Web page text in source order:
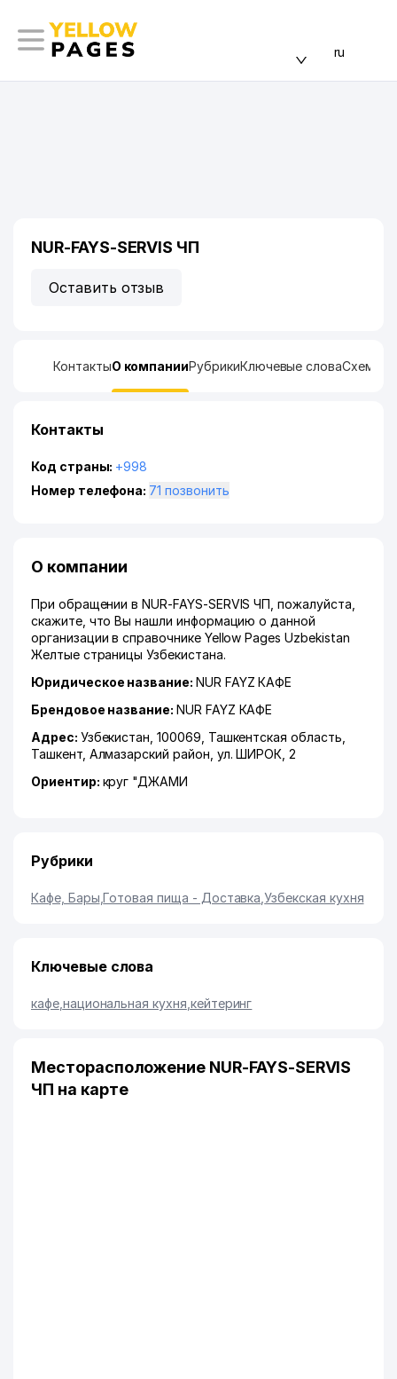
ru
NUR-FAYS-SERVIS ЧП
Оставить отзыв
КонтактыО компанииРубрикиКлючевые словаСхема
Контакты
Код страны: +998
Номер телефона:
71 позвонить
О компании
При обращении в NUR-FAYS-SERVIS ЧП, пожалуйста,
скажите, что Вы нашли информацию о данной
организации в справочнике Yellow Pages Uzbekistan
Желтые страницы Узбекистана.
Юридическое название: NUR FAYZ КАФЕ
Брендовое название: NUR FAYZ КАФЕ
Адрес: Узбекистан, 100069, Ташкентская область
Ташкент, Алмазарский район ул. ШИРОК , 2
Ориентир: круг "ДЖАМИ
Рубрики
Кафе, Бары ,Готовая пища - Доставка ,Узбекская кухня
Ключевые слова
кафе, национальная кухня кейтеринг
Месторасположение NUR-FAYS-SERVIS
ЧП на карте